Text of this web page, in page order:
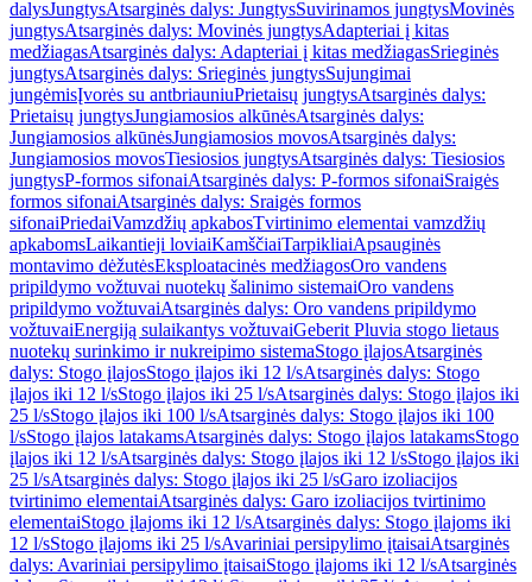
dalysJungtysAtsarginės dalys: JungtysSuvirinamos jungtysMovinės
jungtysAtsarginės dalys: Movinės jungtysAdapteriai į kitas
medžiagasAtsarginės dalys: Adapteriai į kitas medžiagasSrieginės
jungtysAtsarginės dalys: Srieginės jungtysSujungimai
jungėmisĮvorės su antbriauniuPrietaisų jungtysAtsarginės dalys:
Prietaisų jungtysJungiamosios alkūnėsAtsarginės dalys:
Jungiamosios alkūnėsJungiamosios movosAtsarginės dalys:
Jungiamosios movosTiesiosios jungtysAtsarginės dalys: Tiesiosios
jungtysP-formos sifonaiAtsarginės dalys: P-formos sifonaiSraigės
formos sifonaiAtsarginės dalys: Sraigės formos
sifonaiPriedaiVamzdžių apkabosTvirtinimo elementai vamzdžių
apkabomsLaikantieji loviaiKamščiaiTarpikliaiApsauginės
montavimo dėžutėsEksploatacinės medžiagosOro vandens
pripildymo vožtuvai nuotekų šalinimo sistemaiOro vandens
pripildymo vožtuvaiAtsarginės dalys: Oro vandens pripildymo
vožtuvaiEnergiją sulaikantys vožtuvaiGeberit Pluvia stogo lietaus
nuotekų surinkimo ir nukreipimo sistemaStogo įlajosAtsarginės
dalys: Stogo įlajosStogo įlajos iki 12 l/sAtsarginės dalys: Stogo
įlajos iki 12 l/sStogo įlajos iki 25 l/sAtsarginės dalys: Stogo įlajos iki
25 l/sStogo įlajos iki 100 l/sAtsarginės dalys: Stogo įlajos iki 100
l/sStogo įlajos latakamsAtsarginės dalys: Stogo įlajos latakamsStogo
įlajos iki 12 l/sAtsarginės dalys: Stogo įlajos iki 12 l/sStogo įlajos iki
25 l/sAtsarginės dalys: Stogo įlajos iki 25 l/sGaro izoliacijos
tvirtinimo elementaiAtsarginės dalys: Garo izoliacijos tvirtinimo
elementaiStogo įlajoms iki 12 l/sAtsarginės dalys: Stogo įlajoms iki
12 l/sStogo įlajoms iki 25 l/sAvariniai persipylimo įtaisaiAtsarginės
dalys: Avariniai persipylimo įtaisaiStogo įlajoms iki 12 l/sAtsarginės